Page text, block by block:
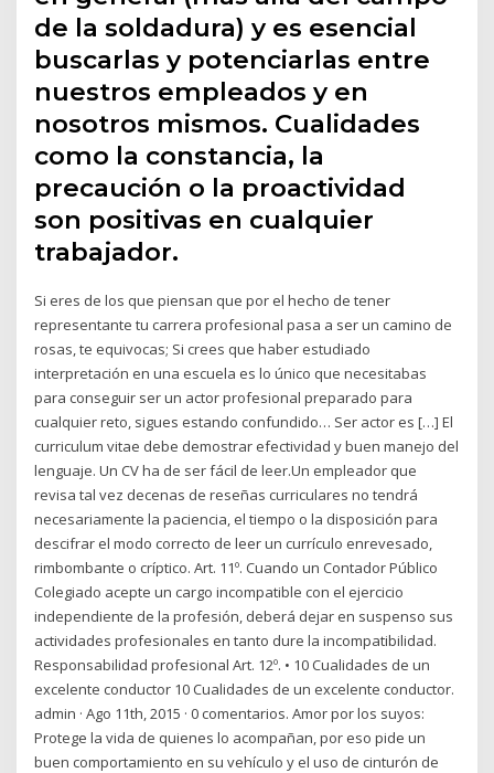
de la soldadura) y es esencial
buscarlas y potenciarlas entre
nuestros empleados y en
nosotros mismos. Cualidades
como la constancia, la
precaución o la proactividad
son positivas en cualquier
trabajador.
Si eres de los que piensan que por el hecho de tener
representante tu carrera profesional pasa a ser un camino de
rosas, te equivocas; Si crees que haber estudiado
interpretación en una escuela es lo único que necesitabas
para conseguir ser un actor profesional preparado para
cualquier reto, sigues estando confundido… Ser actor es […] El
curriculum vitae debe demostrar efectividad y buen manejo del
lenguaje. Un CV ha de ser fácil de leer.Un empleador que
revisa tal vez decenas de reseñas curriculares no tendrá
necesariamente la paciencia, el tiempo o la disposición para
descifrar el modo correcto de leer un currículo enrevesado,
rimbombante o críptico. Art. 11º. Cuando un Contador Público
Colegiado acepte un cargo incompatible con el ejercicio
independiente de la profesión, deberá dejar en suspenso sus
actividades profesionales en tanto dure la incompatibilidad.
Responsabilidad profesional Art. 12º. • 10 Cualidades de un
excelente conductor 10 Cualidades de un excelente conductor.
admin · Ago 11th, 2015 · 0 comentarios. Amor por los suyos:
Protege la vida de quienes lo acompañan, por eso pide un
buen comportamiento en su vehículo y el uso de cinturón de